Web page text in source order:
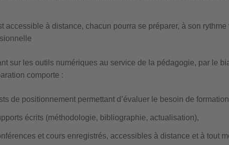
accessible à distance, chacun pourra se préparer, à son
sur les outils numériques au service de la pédagogie, par le
comporte :
de positionnement permettant d’évaluer le besoin de
écrits (méthodologie, bibliographie, actualisation),
et cours enregistrés, accessibles à distance et à tout